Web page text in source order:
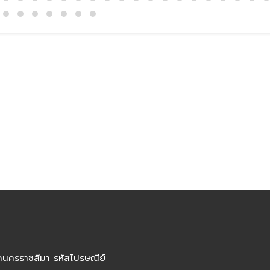
ครราชสีมา รหัสไปรษณีย์